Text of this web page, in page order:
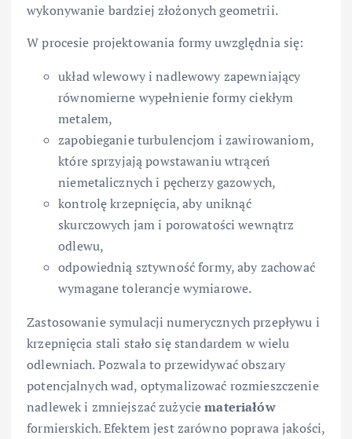
wykonywanie bardziej złożonych geometrii.
W procesie projektowania formy uwzględnia się:
układ wlewowy i nadlewowy zapewniający
równomierne wypełnienie formy ciekłym
metalem,
zapobieganie turbulencjom i zawirowaniom,
które sprzyjają powstawaniu wtrąceń
niemetalicznych i pęcherzy gazowych,
kontrolę krzepnięcia, aby uniknąć
skurczowych jam i porowatości wewnątrz
odlewu,
odpowiednią sztywność formy, aby zachować
wymagane tolerancje wymiarowe.
Zastosowanie symulacji numerycznych przepływu i
krzepnięcia stali stało się standardem w wielu
odlewniach. Pozwala to przewidywać obszary
potencjalnych wad, optymalizować rozmieszczenie
nadlewek i zmniejszać zużyciemateriałów
formierskich. Efektem jest zarówno poprawa jakości,